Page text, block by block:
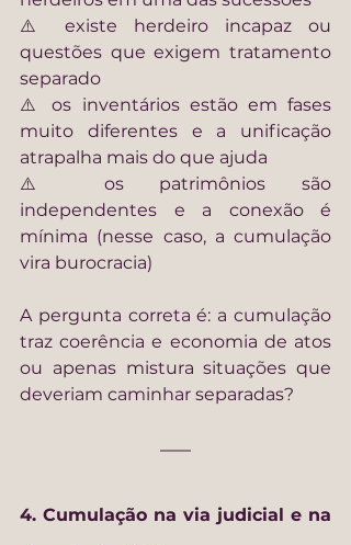
⚠️ existe herdeiro incapaz ou
questões que exigem tratamento
separado
⚠️ os inventários estão em fases
muito diferentes e a unificação
atrapalha mais do que ajuda
⚠️ os patrimônios são
independentes e a conexão é
mínima (nesse caso, a cumulação
vira burocracia)
A pergunta correta é: a cumulação
traz coerência e economia de atos
ou apenas mistura situações que
deveriam caminhar separadas?
4. Cumulação na via judicial e na